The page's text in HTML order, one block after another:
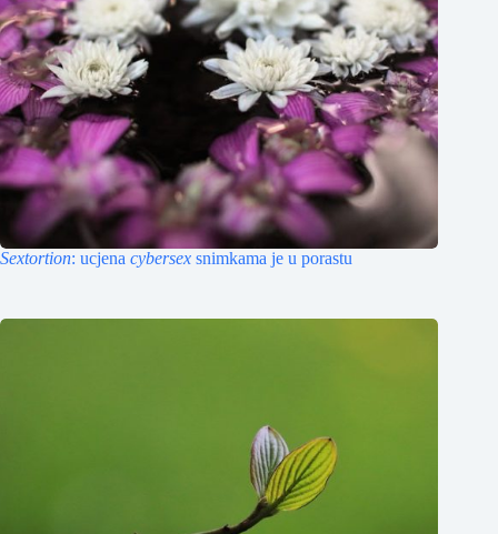
Sextortion: ucjena cybersex snimkama je u porastu